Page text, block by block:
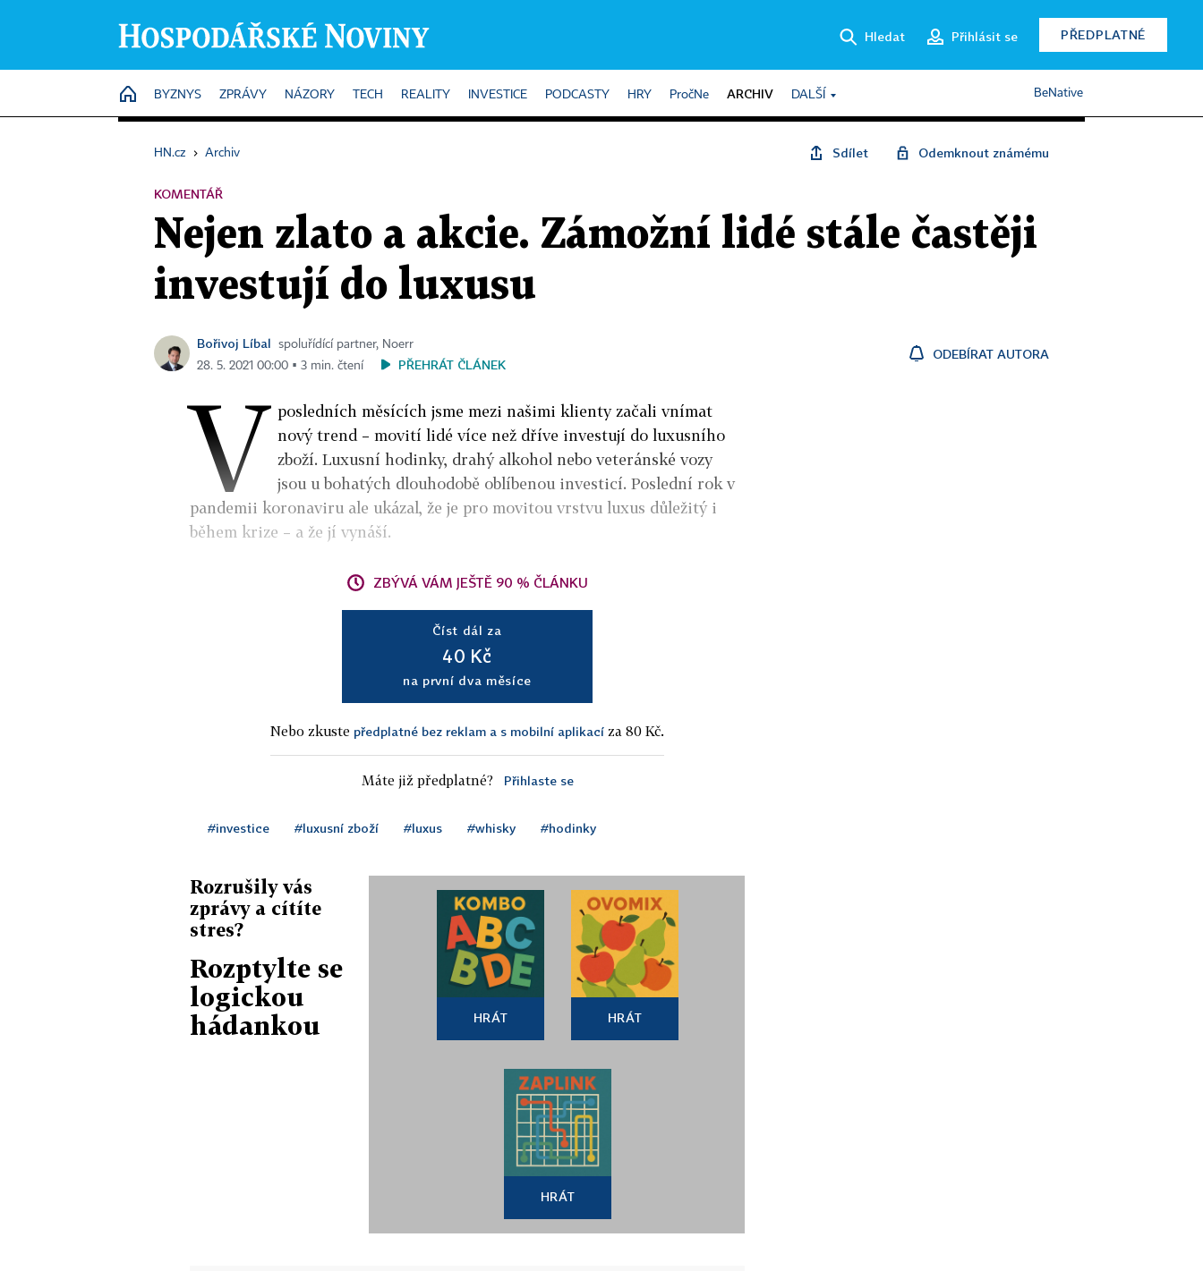
Hledat Přihlásit se PŘEDPLATNÉ
HOME
BYZNYS ZPRÁVY NÁZORY TECH REALITY INVESTICE PODCASTY HRY PročNe ARCHIV DALŠÍ BeNative
HN.cz › Archiv Sdílet Odemknout známému
KOMENTÁŘ
Nejen zlato a akcie. Zámožní lidé stále častěji
investují do luxusu
Bořivoj Líbal
spoluřídící partner, Noerr
28. 5. 2021 00:00 ▪ 3 min. čtení
PŘEHRÁT ČLÁNEK
ODEBÍRAT AUTORA
V posledních měsících jsme mezi našimi klienty začali vnímat
nový trend – movití lidé více než dříve investují do luxusního
zboží. Luxusní hodinky, drahý alkohol nebo veteránské vozy
jsou u bohatých dlouhodobě oblíbenou investicí. Poslední rok v
pandemii koronaviru ale ukázal, že je pro movitou vrstvu luxus důležitý i
během krize – a že jí vynáší.
ZBÝVÁ VÁM JEŠTĚ 90 % ČLÁNKU
Číst dál za
40 Kč
na první dva měsíce
Nebo zkuste předplatné bez reklam a s mobilní aplikací za 80 Kč.
Máte již předplatné? Přihlaste se
#investice #luxusní zboží #luxus #whisky #hodinky
Rozrušily vás
zprávy a cítíte
stres?
Rozptylte se
logickou
hádankou
HRÁT HRÁT
HRÁT